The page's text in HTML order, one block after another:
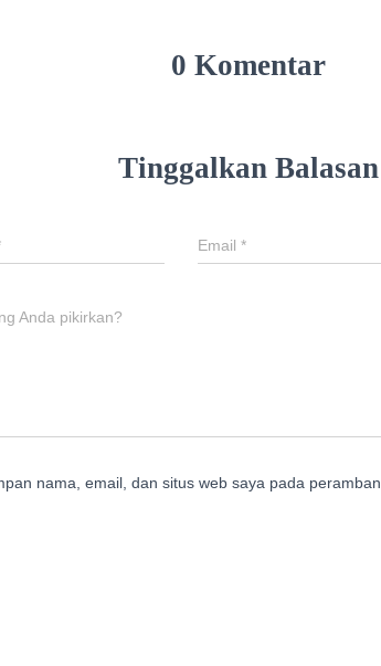
0 Komentar
Tinggalkan Balasan
Email*
Anda pikirkan?
nama, email, dan situs web saya pada